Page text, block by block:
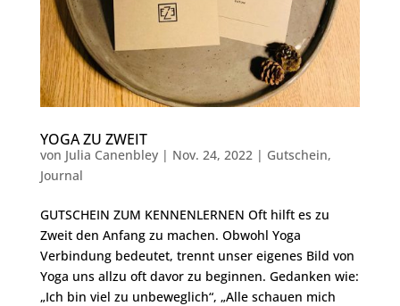
YOGA ZU ZWEIT
von Julia Canenbley| Nov. 24, 2022| Gutschein,
Journal
GUTSCHEIN ZUM KENNENLERNEN Oft hilft es zu
Zweit den Anfang zu machen. Obwohl Yoga
Verbindung bedeutet, trennt unser eigenes Bild von
Yoga uns allzu oft davor zu beginnen. Gedanken wie:
„Ich bin viel zu unbeweglich“, „Alle schauen mich